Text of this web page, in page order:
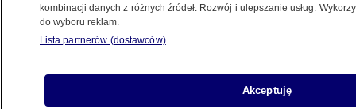
3.06.2021, 15:11
Międzynarodowy Festiwal Filmowy w Cannes,
jedna z najbardziej prestiżowych imprez świata
kombinacji danych z różnych źródeł. Rozwój i ulepszanie usług.
do wyboru reklam.
Lista partnerów (dostawców)
Akceptuję